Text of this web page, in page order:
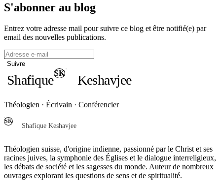
S'abonner au blog
Entrez votre adresse mail pour suivre ce blog et être notifié(e) par
email des nouvelles publications.
Adresse email
Suivre
ShafiqueSK Keshavjee
Théologien · Écrivain · Conférencier
SK
Shafique Keshavjee
Théologien suisse, d'origine indienne, passionné par le Christ et ses
racines juives, la symphonie des Églises et le dialogue interreligieux,
les débats de société et les sagesses du monde. Auteur de nombreux
ouvrages explorant les questions de sens et de spiritualité.